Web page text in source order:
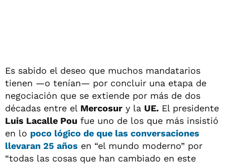
Es sabido el deseo que muchos mandatarios
tienen —o tenían— por concluir una etapa de
negociación que se extiende por más de dos
décadas entre el Mercosur y la UE. El presidente
Luis Lacalle Pou fue uno de los que más insistió
en lo poco lógico de que las conversaciones
llevaran 25 años en “el mundo moderno” por
“todas las cosas que han cambiado en este